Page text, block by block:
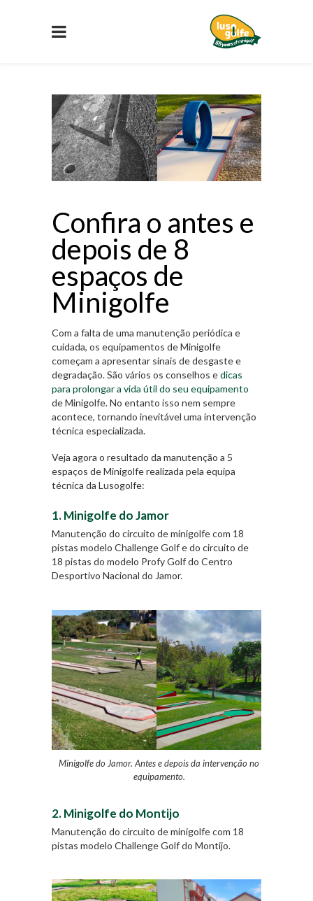
Confira o antes e
depois de 8
espaços de
Minigolfe
Com a falta de uma manutenção periódica e
cuidada, os equipamentos de Minigolfe
começam a apresentar sinais de desgaste e
degradação. São vários os conselhos edicas
para prolongar a vida útil do seu equipamento
de Minigolfe. No entanto isso nem sempre
acontece, tornando inevitável uma intervenção
técnica especializada.
Veja agora o resultado da manutenção a 5
espaços de Minigolfe realizada pela equipa
técnica da Lusogolfe:
1. Minigolfe do Jamor
Manutenção do circuito de minigolfe com 18
pistas modelo Challenge Golf e do circuito de
18 pistas do modelo Profy Golf do Centro
Desportivo Nacional do Jamor.
Minigolfe do Jamor. Antes e depois da intervenção no
equipamento.
2. Minigolfe do Montijo
Manutenção do circuito de minigolfe com 18
pistas modelo Challenge Golf do Montijo.